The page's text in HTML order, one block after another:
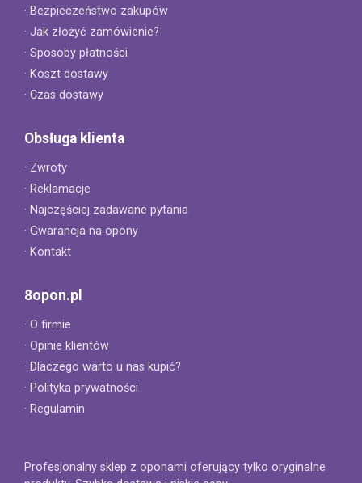
· Bezpieczeństwo zakupów
· Jak złożyć zamówienie?
· Sposoby płatności
· Koszt dostawy
· Czas dostawy
Obsługa klienta
· Zwroty
· Reklamacje
· Najczęściej zadawane pytania
· Gwarancja na opony
· Kontakt
8opon.pl
· O firmie
· Opinie klientów
· Dlaczego warto u nas kupić?
· Polityka prywatności
· Regulamin
Profesjonalny sklep z oponami oferujący tylko oryginalne